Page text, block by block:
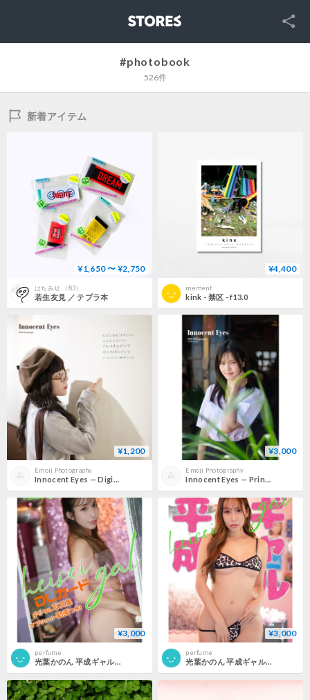
SNS
#photobook
526件
新着アイテム
¥1,650 〜 ¥2,750
はちみせ （83）
若生友見 ／ テプラ本
¥4,400
mement
kink - 禁区 - f13.0
¥1,200
Emoji Photography
Innocent Eyes — Digital Photo Book（PDF）
¥3,000
Emoji Photography
Innocent Eyes — Printed Photo Book (Print Edition)
¥3,000
perfume
光葉かのん 平成ギャル Vol1 DLカードパンフレット
¥3,000
perfume
光葉かのん 平成ギャル Vol1 フォトブック